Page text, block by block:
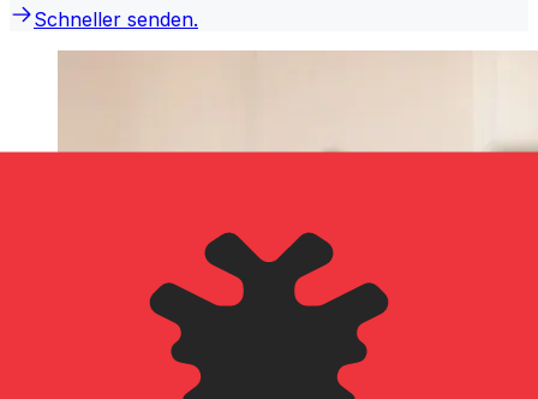
Schneller senden.